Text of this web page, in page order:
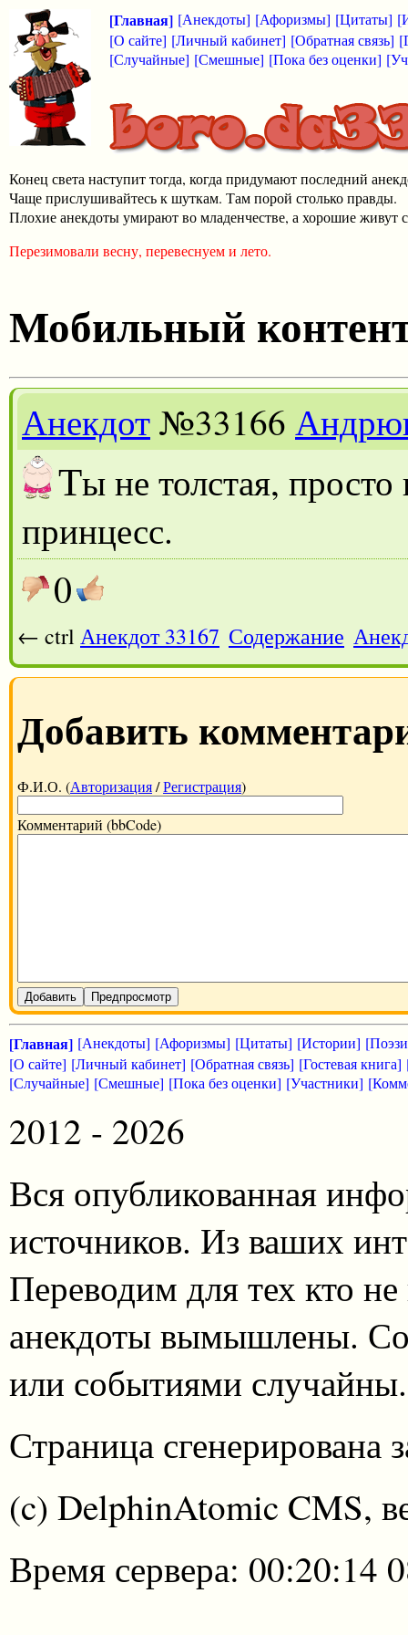
[Главная] [Анекдоты] [Афоризмы] [Цитаты]
[О сайте] [Личный кабинет] [Обратная связь]
[Случайные] [Смешные] [Пока без оценки]
Конец света наступит тогда, когда придумают последний
Чаще прислушивайтесь к шуткам. Там порой столько правды.
Плохие анекдоты умирают во младенчестве, а хорошие живут
Перезимовали весну, перевеснуем и лето.
Мобильный
Анекдот№33166
Ты не толстая, просто
принцесс.
0
← ctrl Анекдот 33167 Содержание
Добавить
Ф.И.О. (Авторизация/Регистрация)
Комментарий (bbCode)
Добавить Предпросмотр
[Главная] [Анекдоты] [Афоризмы] [Цитаты] [Истории]
[О сайте] [Личный кабинет] [Обратная связь] [Гостевая книга]
[Случайные] [Смешные] [Пока без оценки] [Участники]
2012 - 2026
Вся опубликованная
источников. Из ваших
Переводим для тех кто
анекдоты вымышлены.
или событиями случайны.
Страница сгенерирована
(c) DelphinAtomic CMS,
Время сервера: 00:20:14